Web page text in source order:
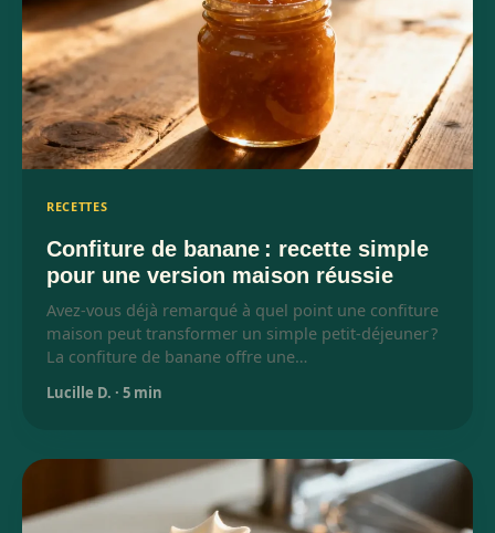
RECETTES
Confiture de banane : recette simple
pour une version maison réussie
Avez-vous déjà remarqué à quel point une confiture
maison peut transformer un simple petit-déjeuner ?
La confiture de banane offre une…
Lucille D. · 5 min